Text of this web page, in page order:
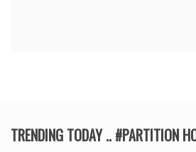
TRENDING TODAY .. #PARTITION